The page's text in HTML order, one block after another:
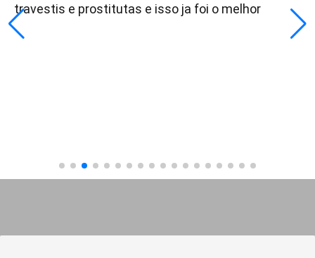
travestis e prostitutas e isso ja foi o melhor